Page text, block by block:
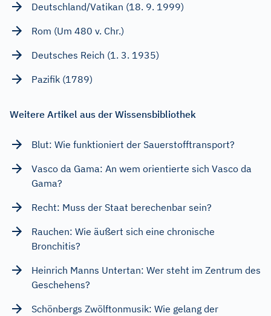
Deutschland/Vatikan (18. 9. 1999)
Rom (Um 480 v. Chr.)
Deutsches Reich (1. 3. 1935)
Pazifik (1789)
Weitere Artikel aus der Wissensbibliothek
Blut: Wie funktioniert der Sauerstofftransport?
Vasco da Gama: An wem orientierte sich Vasco da
Gama?
Recht: Muss der Staat berechenbar sein?
Rauchen: Wie äußert sich eine chronische
Bronchitis?
Heinrich Manns Untertan: Wer steht im Zentrum des
Geschehens?
Schönbergs Zwölftonmusik: Wie gelang der